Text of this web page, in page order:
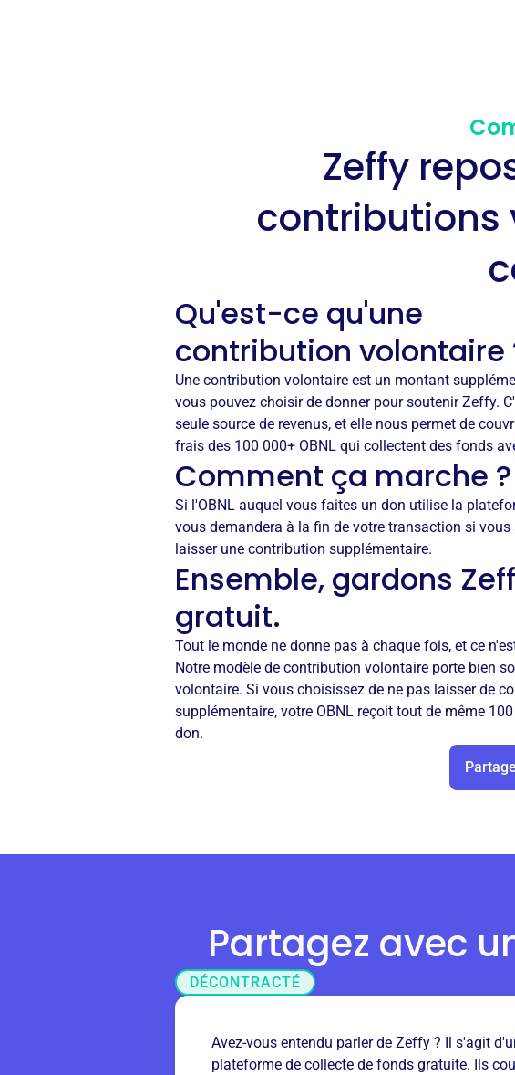
Zeffy
contributions
Qu'est-ce qu'une
contribution volontaire
Une contribution volontaire est un montant
vous pouvez choisir de donner pour soutenir Zeffy.
seule source de revenus, et elle nous permet de
frais des 100 000+ OBNL qui collectent des fonds
Comment ça marche ?
Si l'OBNL auquel vous faites un don utilise la
vous demandera à la fin de votre transaction si vous
laisser une contribution supplémentaire.
Ensemble, gardons
gratuit.
Tout le monde ne donne pas à chaque fois, et ce
Notre modèle de contribution volontaire porte bien
volontaire. Si vous choisissez de ne pas laisser de
supplémentaire, votre OBNL reçoit tout de même
don.
Partagez avec
DÉCONTRACTÉ
Avez-vous entendu parler de Zeffy ? Il s'agit
plateforme de collecte de fonds gratuite. Ils